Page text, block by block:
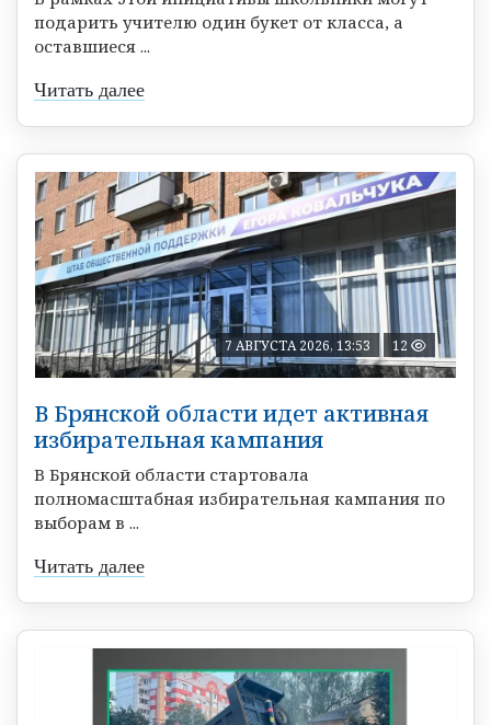
подарить учителю один букет от класса, а
оставшиеся ...
Читать далее
7 АВГУСТА 2026, 13:53 12
В Брянской области идет активная
избирательная кампания
В Брянской области стартовала
полномасштабная избирательная кампания по
выборам в ...
Читать далее